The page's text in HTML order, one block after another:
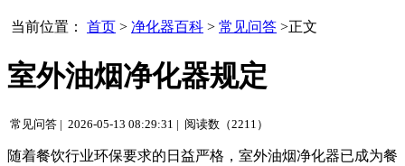
当前位置： 首页 > 净化器百科 > 常见问答 >正文
室外油烟净化器规定
常见问答 | 2026-05-13 08:29:31 | 阅读数（2211）
随着餐饮行业环保要求的日益严格，室外油烟净化器已成为餐